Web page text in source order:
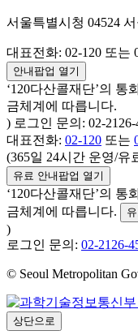
서울특별시청 04524
대표전화: 02-120 또는
안내팝업 열기
‘120다산콜재단’의
금체계에 따릅니다.
) 로그인 문의: 02-
대표전화: 02-120 또는
(365일 24시간 운영/유
유료 안내팝업 열기
‘120다산콜재단’의
금체계에 따릅니다.
)
로그인 문의: 02-2126-
© Seoul Metropolitan
상단으로